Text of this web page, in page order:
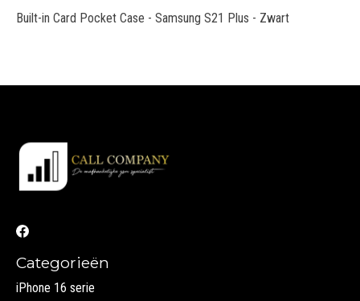
Built-in Card Pocket Case - Samsung S21 Plus - Zwart
Categorieën
iPhone 16 serie